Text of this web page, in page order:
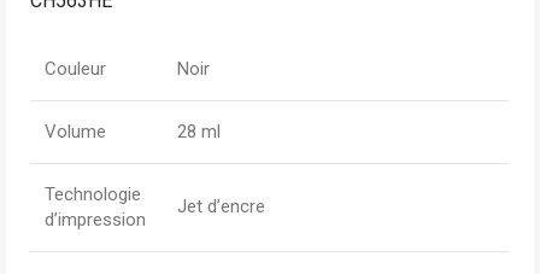
Couleur Noir
Volume 28 ml
Technologie
d’impression
Jet d’encre